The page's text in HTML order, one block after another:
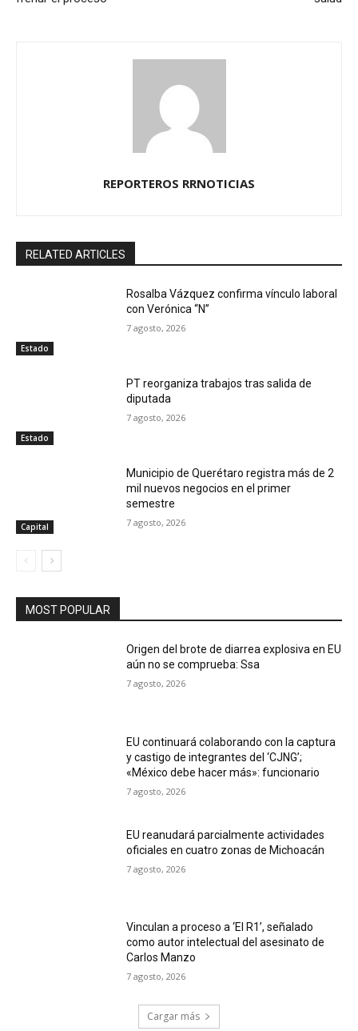
REPORTEROS RRNOTICIAS
RELATED ARTICLES
Estado
Rosalba Vázquez confirma vínculo laboral
con Verónica “N”
7 agosto, 2026
Estado
PT reorganiza trabajos tras salida de
diputada
7 agosto, 2026
Capital
Municipio de Querétaro registra más de 2
mil nuevos negocios en el primer
semestre
7 agosto, 2026
MOST POPULAR
Origen del brote de diarrea explosiva en EU
aún no se comprueba: Ssa
7 agosto, 2026
EU continuará colaborando con la captura
y castigo de integrantes del ‘CJNG’;
«México debe hacer más»: funcionario
7 agosto, 2026
EU reanudará parcialmente actividades
oficiales en cuatro zonas de Michoacán
7 agosto, 2026
Vinculan a proceso a ‘El R1’, señalado
como autor intelectual del asesinato de
Carlos Manzo
7 agosto, 2026
Cargar más